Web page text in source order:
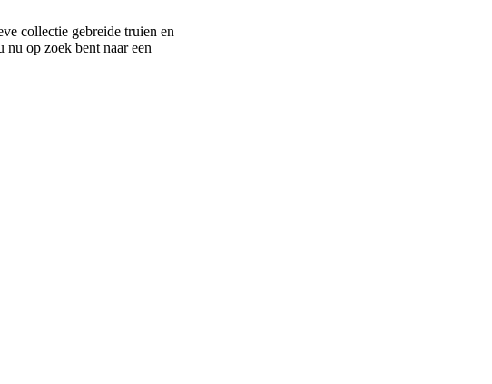
collectie gebreide truien en
op zoek bent naar een